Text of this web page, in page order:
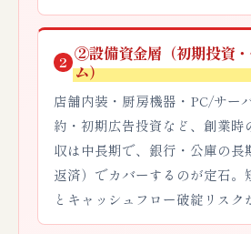
2 ②設備資金層（初期投資
ム）
店舗内装・厨房機器・PC/サー
約・初期広告投資など、創業時
収は中長期で、銀行・公庫の長
返済）でカバーするのが定石。
とキャッシュフロー破綻リスク